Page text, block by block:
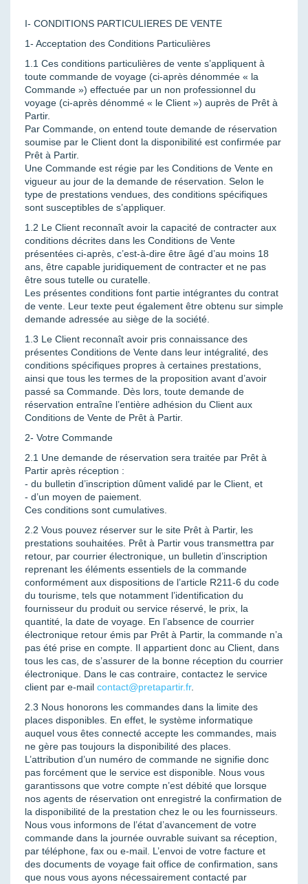
I- CONDITIONS PARTICULIERES DE VENTE
1- Acceptation des Conditions Particulières
1.1 Ces conditions particulières de vente s’appliquent à
toute commande de voyage (ci-après dénommée « la
Commande ») effectuée par un non professionnel du
voyage (ci-après dénommé « le Client ») auprès de Prêt à
Partir.
Par Commande, on entend toute demande de réservation
soumise par le Client dont la disponibilité est confirmée par
Prêt à Partir.
Une Commande est régie par les Conditions de Vente en
vigueur au jour de la demande de réservation. Selon le
type de prestations vendues, des conditions spécifiques
sont susceptibles de s’appliquer.
1.2 Le Client reconnaît avoir la capacité de contracter aux
conditions décrites dans les Conditions de Vente
présentées ci-après, c’est-à-dire être âgé d’au moins 18
ans, être capable juridiquement de contracter et ne pas
être sous tutelle ou curatelle.
Les présentes conditions font partie intégrantes du contrat
de vente. Leur texte peut également être obtenu sur simple
demande adressée au siège de la société.
1.3 Le Client reconnaît avoir pris connaissance des
présentes Conditions de Vente dans leur intégralité, des
conditions spécifiques propres à certaines prestations,
ainsi que tous les termes de la proposition avant d’avoir
passé sa Commande. Dès lors, toute demande de
réservation entraîne l’entière adhésion du Client aux
Conditions de Vente de Prêt à Partir.
2- Votre Commande
2.1 Une demande de réservation sera traitée par Prêt à
Partir après réception :
- du bulletin d’inscription dûment validé par le Client, et
- d’un moyen de paiement.
Ces conditions sont cumulatives.
2.2 Vous pouvez réserver sur le site Prêt à Partir, les
prestations souhaitées. Prêt à Partir vous transmettra par
retour, par courrier électronique, un bulletin d’inscription
reprenant les éléments essentiels de la commande
conformément aux dispositions de l’article R211-6 du code
du tourisme, tels que notamment l’identification du
fournisseur du produit ou service réservé, le prix, la
quantité, la date de voyage. En l’absence de courrier
électronique retour émis par Prêt à Partir, la commande n’a
pas été prise en compte. Il appartient donc au Client, dans
tous les cas, de s’assurer de la bonne réception du courrier
électronique. Dans le cas contraire, contactez le service
client par e-mail contact@pretapartir.fr.
2.3 Nous honorons les commandes dans la limite des
places disponibles. En effet, le système informatique
auquel vous êtes connecté accepte les commandes, mais
ne gère pas toujours la disponibilité des places.
L’attribution d’un numéro de commande ne signifie donc
pas forcément que le service est disponible. Nous vous
garantissons que votre compte n’est débité que lorsque
nos agents de réservation ont enregistré la confirmation de
la disponibilité de la prestation chez le ou les fournisseurs.
Nous vous informons de l’état d’avancement de votre
commande dans la journée ouvrable suivant sa réception,
par téléphone, fax ou e-mail. L’envoi de votre facture et
des documents de voyage fait office de confirmation, sans
que nous vous ayons nécessairement contacté par